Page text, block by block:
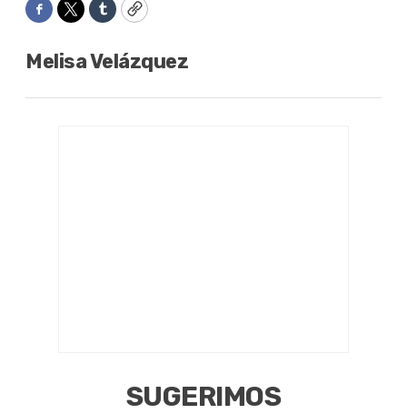
Facebook
TwitterTumblrCopy
Melisa Velázquez
SUGERIMOS